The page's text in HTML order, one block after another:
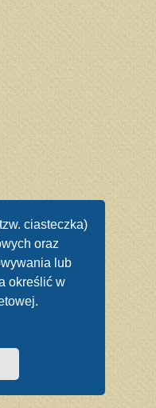
ciasteczka)
oraz
lub
określić w